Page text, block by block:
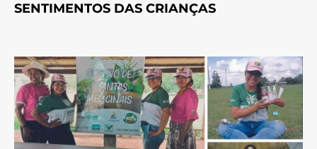
SENTIMENTOS DAS CRIANÇAS